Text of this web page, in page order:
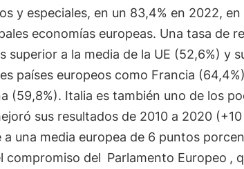
y especiales, en un 83,4% en 2022,
economías europeas. Una tasa de
superior a la media de la UE (52,6%) y
países europeos como Francia
(59,8%). Italia es también uno de los
sus resultados de 2010 a 2020
una media europea de 6 puntos
compromiso del Parlamento Europeo ,